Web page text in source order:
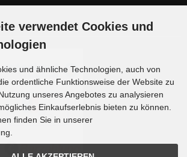
verwendet Cookies und
und ähnliche Technologien, auch von
ordentliche Funktionsweise der Website zu
unseres Angebotes zu analysieren
Einkaufserlebnis bieten zu können.
finden Sie in unserer